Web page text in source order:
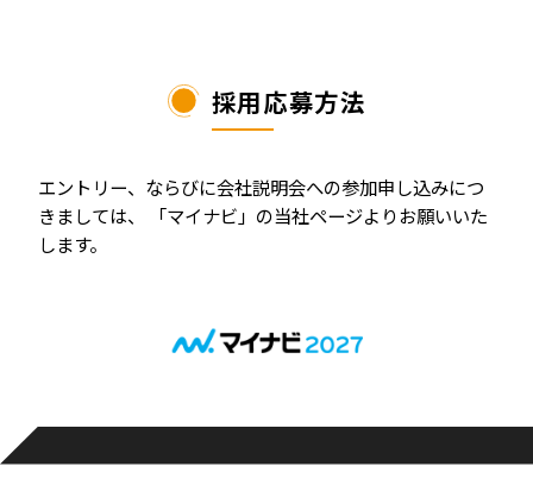
採用応募方法
エントリー、ならびに会社説明会への参加申し込みにつ
きましては、
「マイナビ」の当社ページよりお願いいた
します。